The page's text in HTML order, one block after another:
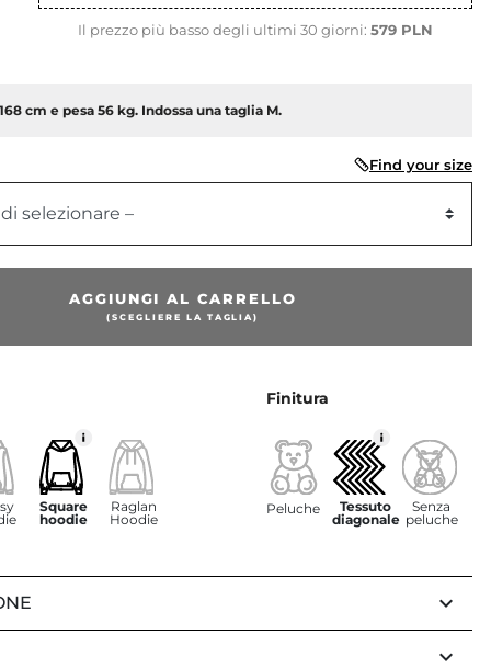
Il prezzo più basso degli ultimi 30 giorni: 579 PLN
cm e pesa 56 kg. Indossa una taglia M.
Find your size
selezionare –
AGGIUNGI AL CARRELLO
(SCEGLIERE LA TAGLIA)
Square
hoodie
Raglan
Hoodie
Finitura
Peluche
Tessuto
diagonale
Senza
peluche
keyboard_arrow_down
keyboard_arrow_down